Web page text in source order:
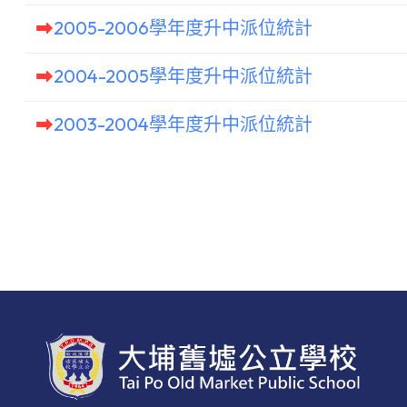
2005-2006學年度升中派位統計
2004-2005學年度升中派位統計
2003-2004學年度升中派位統計